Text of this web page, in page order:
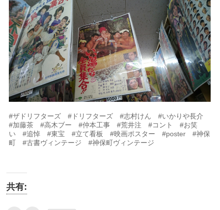
#ザドリフターズ #ドリフターズ #志村けん #いかりや長介
#加藤茶 #高木ブー #仲本工事 #荒井注 #コント #お笑
い #追悼 #東宝 #立て看板 #映画ポスター #poster #神保
町 #古書ヴィンテージ #神保町ヴィンテージ
共有: